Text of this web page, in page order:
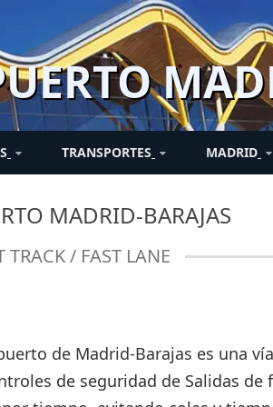
MADRID-BARAJAS
TRACK / FAST LANE
de Madrid-Barajas es una
de seguridad de Salidas de
PASAJEROS
Facturación / Check in
Movilidad reducida
EN TRÁNSITO
TRANSPORTES
TRASLADOS DE/AL
AEROPUERTO
Traslados privados o
MADRID
MADRID Y ALREDEDORES
Entradas